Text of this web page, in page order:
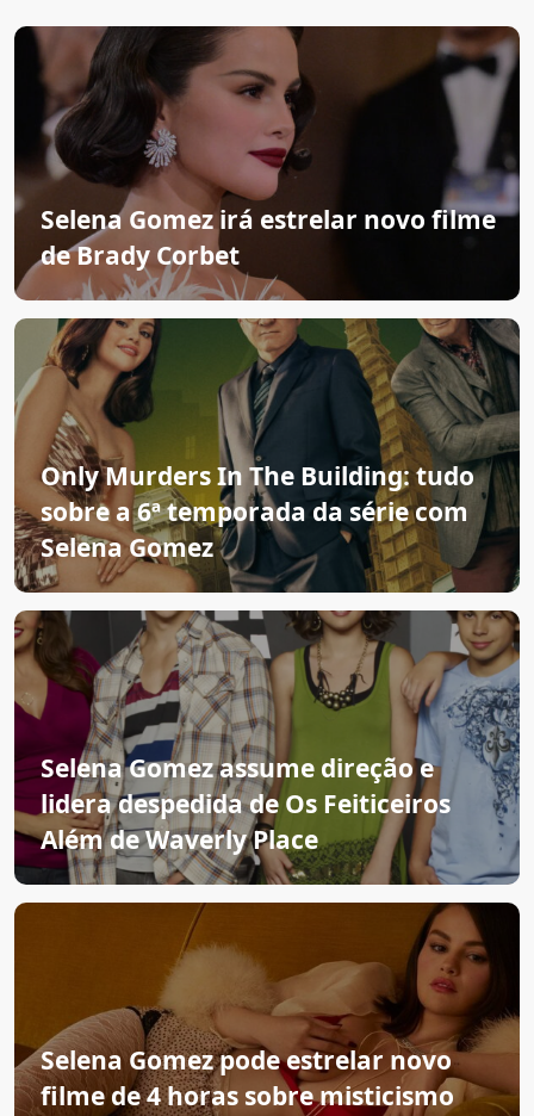
Selena Gomez irá estrelar novo filme
de Brady Corbet
Only Murders In The Building: tudo
sobre a 6ª temporada da série com
Selena Gomez
Selena Gomez assume direção e
lidera despedida de Os Feiticeiros
Além de Waverly Place
Selena Gomez pode estrelar novo
filme de 4 horas sobre misticismo